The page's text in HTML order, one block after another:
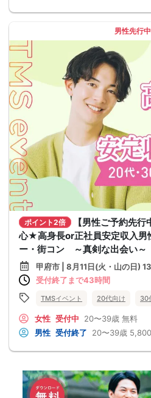
男性先行中
ポイント2倍
【男性ご予約先
心★高身長or正社員安定収入男
ー・街コン ～真剣な出会い～
甲府市 | 8月11日(火・山の日)
受付終了まで43時間
TMSイベント 20代向け 30
女性 受付中 20〜39歳 無料
男性 受付終了 20〜39歳